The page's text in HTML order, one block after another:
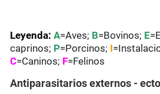
Leyenda: A=Aves; B=Bovinos; E
caprinos; P=Porcinos; I
C=Caninos; F=Felinos
Antiparasitarios externos -